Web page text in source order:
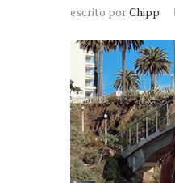
escrito porChipp